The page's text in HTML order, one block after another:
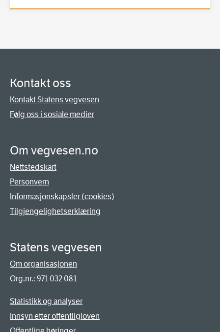
Kontakt oss
Kontakt Statens vegvesen
Følg oss i sosiale medier
Om vegvesen.no
Nettstedskart
Personvern
Informasjonskapsler (cookies)
Tilgjengelighetserklæring
Statens vegvesen
Om organisasjonen
Org.nr.: 971 032 081
Statistikk og analyser
Innsyn etter offentligloven